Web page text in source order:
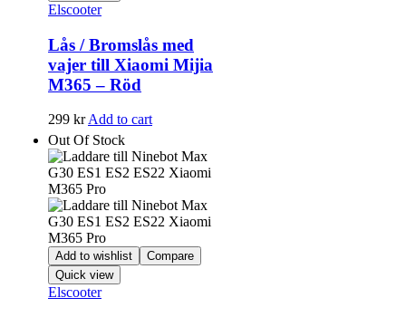
Elscooter
Lås / Bromslås med
vajer till Xiaomi Mijia
M365 – Röd
299 kr Add to cart
Out Of Stock
Add to wishlist
Compare
Quick view
Elscooter